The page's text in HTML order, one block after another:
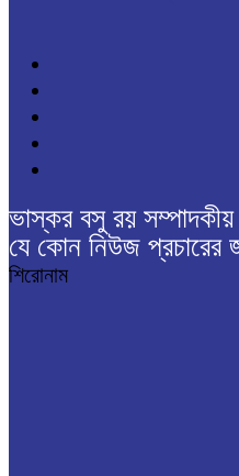
ভাস্কর বসু রয় সম্পাদকীয়
যে কোন নিউজ
শিরোনাম